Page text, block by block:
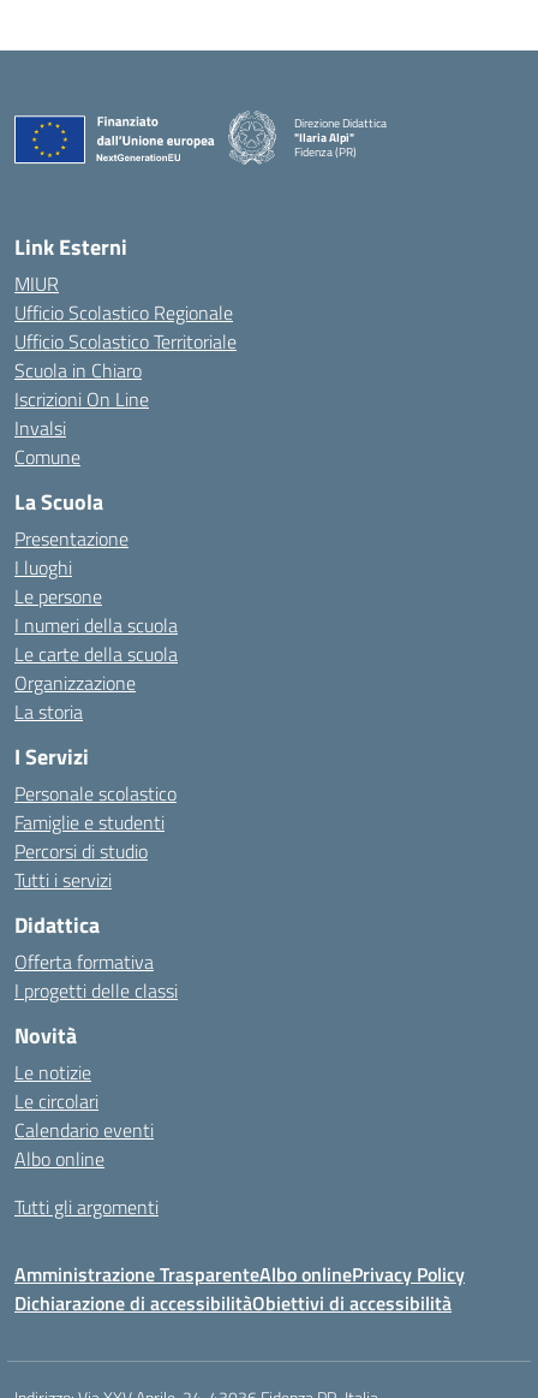
Direzione Didattica
"Ilaria Alpi"
Fidenza (PR)
Link Esterni
MIUR
Ufficio Scolastico Regionale
Ufficio Scolastico Territoriale
Scuola in Chiaro
Iscrizioni On Line
Invalsi
Comune
La Scuola
Presentazione
I luoghi
Le persone
I numeri della scuola
Le carte della scuola
Organizzazione
La storia
I Servizi
Personale scolastico
Famiglie e studenti
Percorsi di studio
Tutti i servizi
Didattica
Offerta formativa
I progetti delle classi
Novità
Le notizie
Le circolari
Calendario eventi
Albo online
Tutti gli argomenti
Amministrazione TrasparenteAlbo onlinePrivacy Policy
Dichiarazione di accessibilitàObiettivi di accessibilità